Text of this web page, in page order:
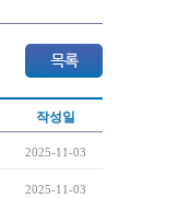
작성일
2025-11-03
2025-11-03